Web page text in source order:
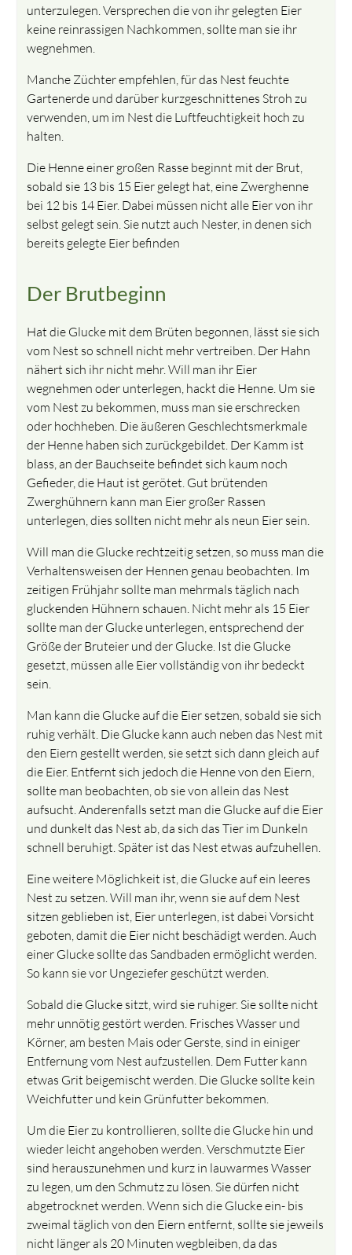
unterzulegen. Versprechen die von ihr gelegten Eier
keine reinrassigen Nachkommen, sollte man sie ihr
wegnehmen.
Manche Züchter empfehlen, für das Nest feuchte
Gartenerde und darüber kurzgeschnittenes Stroh zu
verwenden, um im Nest die Luftfeuchtigkeit hoch zu
halten.
Die Henne einer großen Rasse beginnt mit der Brut,
sobald sie 13 bis 15 Eier gelegt hat, eine Zwerghenne
bei 12 bis 14 Eier. Dabei müssen nicht alle Eier von ihr
selbst gelegt sein. Sie nutzt auch Nester, in denen sich
bereits gelegte Eier befinden
Der Brutbeginn
Hat die Glucke mit dem Brüten begonnen, lässt sie sich
vom Nest so schnell nicht mehr vertreiben. Der Hahn
nähert sich ihr nicht mehr. Will man ihr Eier
wegnehmen oder unterlegen, hackt die Henne. Um sie
vom Nest zu bekommen, muss man sie erschrecken
oder hochheben. Die äußeren Geschlechtsmerkmale
der Henne haben sich zurückgebildet. Der Kamm ist
blass, an der Bauchseite befindet sich kaum noch
Gefieder, die Haut ist gerötet. Gut brütenden
Zwerghühnern kann man Eier großer Rassen
unterlegen, dies sollten nicht mehr als neun Eier sein.
Will man die Glucke rechtzeitig setzen, so muss man die
Verhaltensweisen der Hennen genau beobachten. Im
zeitigen Frühjahr sollte man mehrmals täglich nach
gluckenden Hühnern schauen. Nicht mehr als 15 Eier
sollte man der Glucke unterlegen, entsprechend der
Größe der Bruteier und der Glucke. Ist die Glucke
gesetzt, müssen alle Eier vollständig von ihr bedeckt
sein.
Man kann die Glucke auf die Eier setzen, sobald sie sich
ruhig verhält. Die Glucke kann auch neben das Nest mit
den Eiern gestellt werden, sie setzt sich dann gleich auf
die Eier. Entfernt sich jedoch die Henne von den Eiern,
sollte man beobachten, ob sie von allein das Nest
aufsucht. Anderenfalls setzt man die Glucke auf die Eier
und dunkelt das Nest ab, da sich das Tier im Dunkeln
schnell beruhigt. Später ist das Nest etwas aufzuhellen.
Eine weitere Möglichkeit ist, die Glucke auf ein leeres
Nest zu setzen. Will man ihr, wenn sie auf dem Nest
sitzen geblieben ist, Eier unterlegen, ist dabei Vorsicht
geboten, damit die Eier nicht beschädigt werden. Auch
einer Glucke sollte das Sandbaden ermöglicht werden.
So kann sie vor Ungeziefer geschützt werden.
Sobald die Glucke sitzt, wird sie ruhiger. Sie sollte nicht
mehr unnötig gestört werden. Frisches Wasser und
Körner, am besten Mais oder Gerste, sind in einiger
Entfernung vom Nest aufzustellen. Dem Futter kann
etwas Grit beigemischt werden. Die Glucke sollte kein
Weichfutter und kein Grünfutter bekommen.
Um die Eier zu kontrollieren, sollte die Glucke hin und
wieder leicht angehoben werden. Verschmutzte Eier
sind herauszunehmen und kurz in lauwarmes Wasser
zu legen, um den Schmutz zu lösen. Sie dürfen nicht
abgetrocknet werden. Wenn sich die Glucke ein- bis
zweimal täglich von den Eiern entfernt, sollte sie jeweils
nicht länger als 20 Minuten wegbleiben, da das